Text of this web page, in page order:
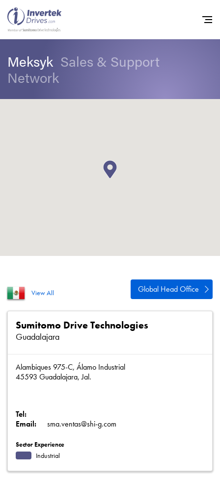
Meksyk Sales & Support
Network
View All Global Head Office
Sumitomo Drive Technologies
Guadalajara
Alambiques 975-C, Álamo Industrial
45593 Guadalajara, Jal.
Tel:
Email:
sma.ventas@shi-g.com
Sector Experience
Industrial
Home